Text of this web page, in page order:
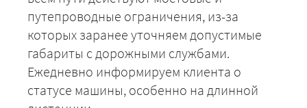
путепроводные ограничения, из-за
которых заранее уточняем допустимые
габариты с дорожными службами.
Ежедневно информируем клиента о
статусе машины, особенно на длинной